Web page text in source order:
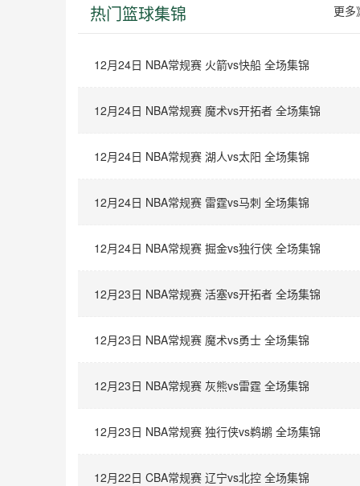
热门篮球集锦 更多
12月24日 NBA常规赛 火箭vs快船 全场集锦
12月24日 NBA常规赛 魔术vs开拓者 全场集锦
12月24日 NBA常规赛 湖人vs太阳 全场集锦
12月24日 NBA常规赛 雷霆vs马刺 全场集锦
12月24日 NBA常规赛 掘金vs独行侠 全场集锦
12月23日 NBA常规赛 活塞vs开拓者 全场集锦
12月23日 NBA常规赛 魔术vs勇士 全场集锦
12月23日 NBA常规赛 灰熊vs雷霆 全场集锦
12月23日 NBA常规赛 独行侠vs鹈鹕 全场集锦
12月22日 CBA常规赛 辽宁vs北控 全场集锦